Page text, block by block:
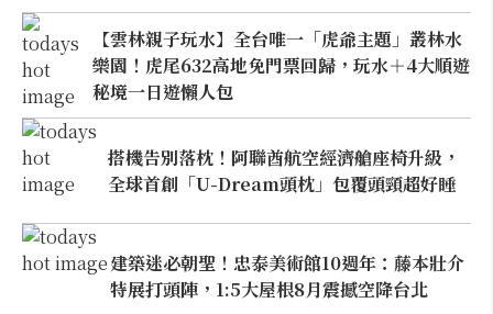
【雲林親子玩水】全台唯一「虎爺主題」叢林水
樂園！虎尾632高地免門票回歸，玩水＋4大順遊
秘境一日遊懶人包
搭機告別落枕！阿聯酋航空經濟艙座椅升級，
全球首創「U-Dream頭枕」包覆頭頸超好睡
建築迷必朝聖！忠泰美術館10週年：藤本壯介
特展打頭陣，1:5大屋根8月震撼空降台北